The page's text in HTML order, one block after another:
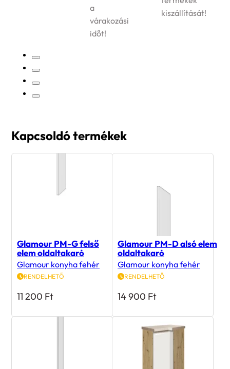
a
várakozási
időt!
kiszállítását!
Kapcsoldó termékek
Glamour PM-G felső
elem oldaltakaró
Glamour konyha fehér
RENDELHETŐ
11 200 Ft
Glamour PM-D alsó elem
oldaltakaró
Glamour konyha fehér
RENDELHETŐ
14 900 Ft